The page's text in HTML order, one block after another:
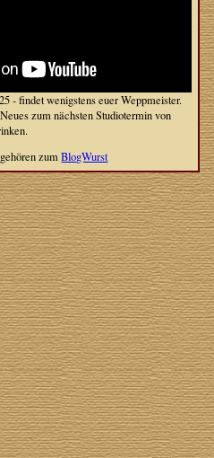
- findet wenigstens euer Weppmeister.
zum nächsten Studiotermin von
zumBlogWurst